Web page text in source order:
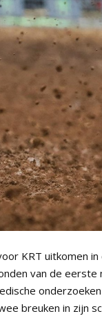
KRT uitkomen
van de
breuken in zijn